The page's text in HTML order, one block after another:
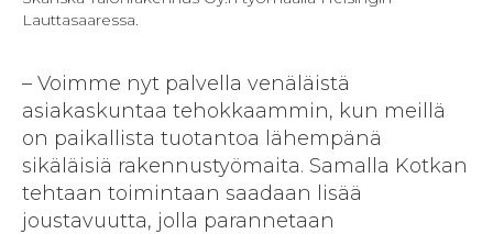
Lauttasaaressa.
– Voimme nyt palvella venäläistä
asiakaskuntaa tehokkaammin, kun meillä
on paikallista tuotantoa lähempänä
sikäläisiä rakennustyömaita. Samalla Kotkan
tehtaan toimintaan saadaan lisää
joustavuutta, jolla parannetaan